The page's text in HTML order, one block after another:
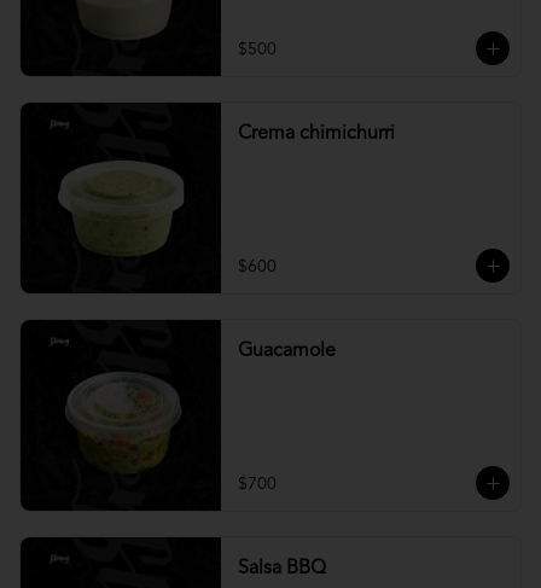
$500
Crema chimichurri
$600
Guacamole
$700
Salsa BBQ